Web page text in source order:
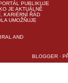
PUBLIKUJE
JE AKTUÁLNĚ
KARIÉRNÍ ŘÁD
UMOŽŇUJE
AND
BLOGGER ·